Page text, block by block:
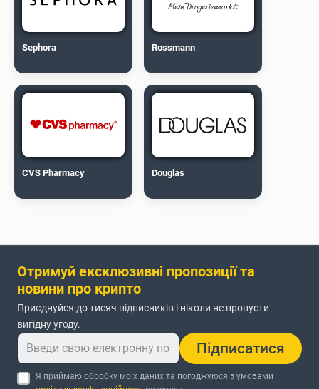
Sephora Rossmann
CVS Pharmacy Douglas
Отримуй ексклюзивні пропозиції та
новини про крипто
Приєднуйся до тисяч підписників і ніколи не пропусти
вигідну угоду.
Підписатися
Я приймаю обробку моїх даних та погоджуюся з умовами